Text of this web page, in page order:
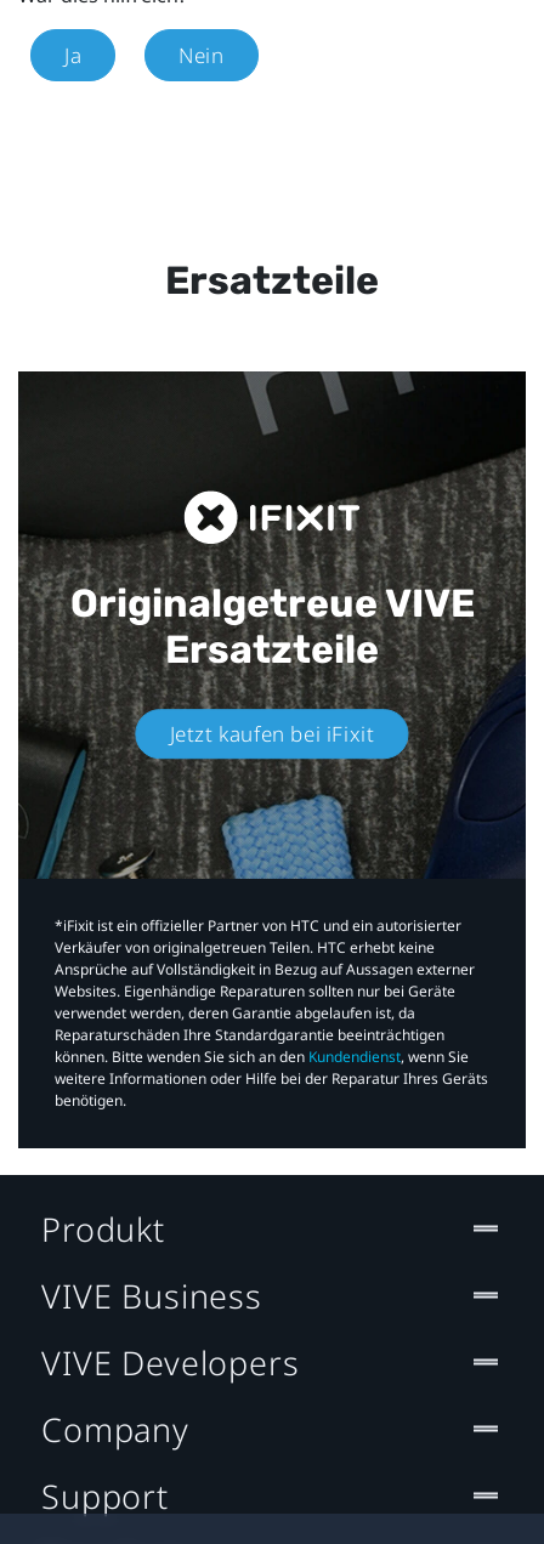
Ja Nein
Ersatzteile
Originalgetreue VIVE
Ersatzteile
Jetzt kaufen bei iFixit​
*iFixit ist ein offizieller Partner von HTC und ein autorisierter
Verkäufer von originalgetreuen Teilen. HTC erhebt keine
Ansprüche auf Vollständigkeit in Bezug auf Aussagen externer
Websites. Eigenhändige Reparaturen sollten nur bei Geräte
verwendet werden, deren Garantie abgelaufen ist, da
Reparaturschäden Ihre Standardgarantie beeinträchtigen
können. Bitte wenden Sie sich an den Kundendienst, wenn Sie
weitere Informationen oder Hilfe bei der Reparatur Ihres Geräts
benötigen.​
Produkt
VIVE Business
VIVE Developers
Company
Support